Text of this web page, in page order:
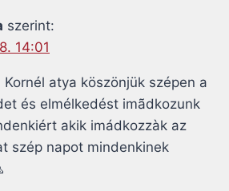
szerint:
14:01
atya köszönjük szépen a
és elmélkedést imãdkozunk
akik imádkozzàk az
szép napot mindenkinek